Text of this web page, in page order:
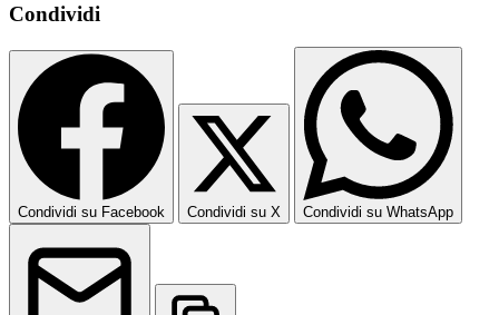
Condividi
Condividi su Facebook Condividi su X Condividi su WhatsApp